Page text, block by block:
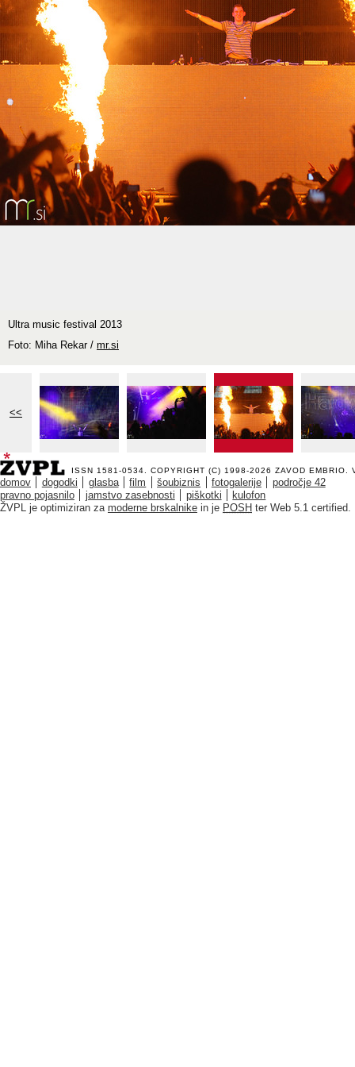
Ultra music festival 2013
Foto: Miha Rekar / mr.si
<<
ISSN 1581-0534. COPYRIGHT (C) 1998-2026 ZAVOD EMBRIO .
domov dogodki glasba film šoubiznis fotogalerije
področje 42
pravno pojasnilo
jamstvo zasebnosti piškotki
kulofon
ŽVPL je optimiziran za moderne brskalnike in je POSH ter Web 5.1 certified.